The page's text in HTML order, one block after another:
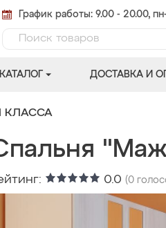
График работы: 9.00 - 20.00,
КАТАЛОГ ДОСТАВКА И
КЛАССА
0.0 (0